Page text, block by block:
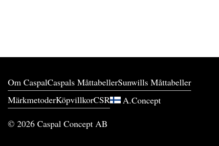
Om CaspalCaspals MåttabellerSunwills Måttabeller
MärkmetoderKöpvillkorCSR A.Concept
© 2026 Caspal Concept AB